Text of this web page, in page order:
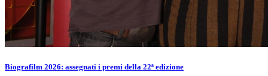
Biografilm 2026: assegnati i premi della 22ª edizione